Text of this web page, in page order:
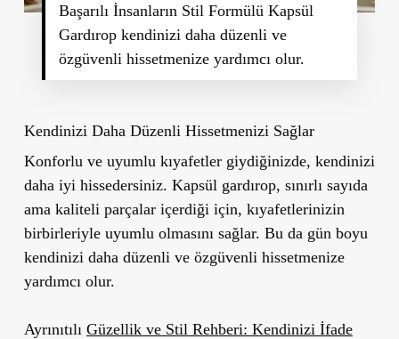
Başarılı İnsanların Stil Formülü Kapsül
Gardırop kendinizi daha düzenli ve
özgüvenli hissetmenize yardımcı olur.
Kendinizi Daha Düzenli Hissetmenizi Sağlar
Konforlu ve uyumlu kıyafetler giydiğinizde, kendinizi
daha iyi hissedersiniz. Kapsül gardırop, sınırlı sayıda
ama kaliteli parçalar içerdiği için, kıyafetlerinizin
birbirleriyle uyumlu olmasını sağlar. Bu da gün boyu
kendinizi daha düzenli ve özgüvenli hissetmenize
yardımcı olur.
Ayrınıtılı Güzellik ve Stil Rehberi: Kendinizi İfade